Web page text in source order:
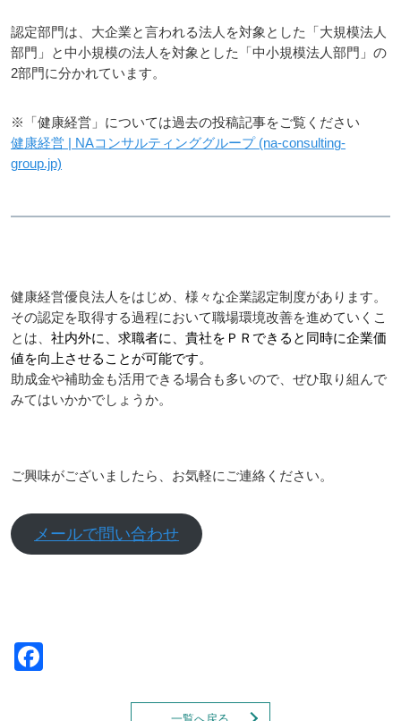
認定部門は、大企業と言われる法人を対象とした「大規模法人
部門」と中小規模の法人を対象とした「中小規模法人部門」の
2部門に分かれています。
※「健康経営」については過去の投稿記事をご覧ください
健康経営 | NAコンサルティンググループ (na-consulting-
group.jp)
健康経営優良法人をはじめ、様々な企業認定制度があります。
その認定を取得する過程において職場環境改善を進めていくこ
とは、社内外に、求職者に、貴社をＰＲできると同時に企業価
値を向上させることが可能です。
助成金や補助金も活用できる場合も多いので、ぜひ取り組んで
みてはいかかでしょうか。
ご興味がございましたら、お気軽にご連絡ください。
メールで問い合わせ